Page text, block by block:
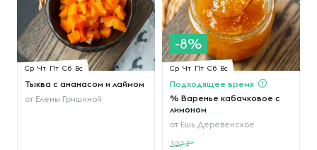
Ср Чт Пт Сб Вс
Тыква с ананасом и лаймом
от Елены Гришиной
-8%
Ср Чт Пт Сб Вс
Подходящее время
% Варенье кабачковое с
лимоном
от Ешь Деревенское
327